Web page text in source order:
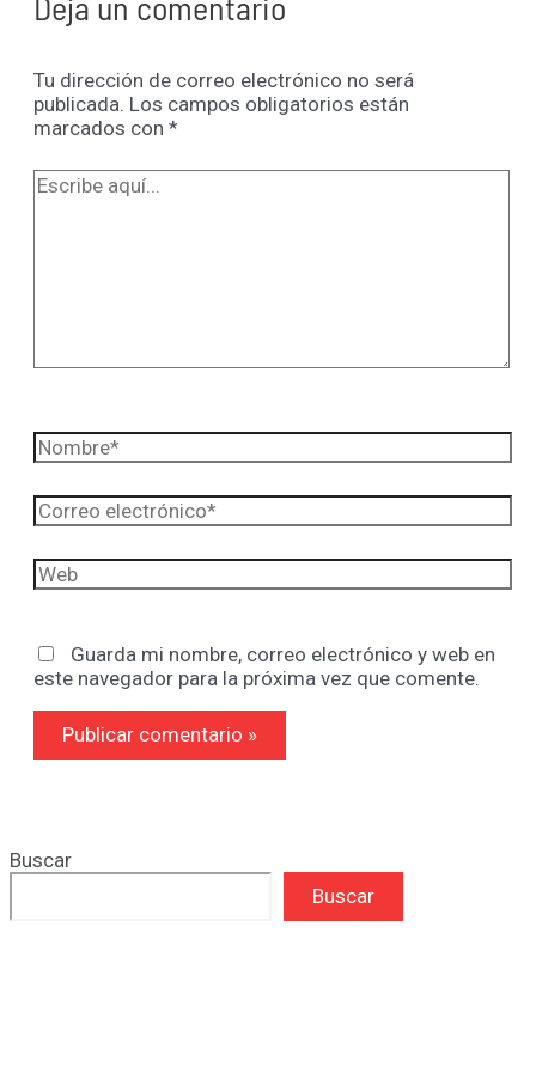
Tu dirección de correo electrónico no será
publicada. Los campos obligatorios están
marcados con *
Escribe
Nombre*
Correo
electrónico*
Web
Guarda mi nombre, correo electrónico y web en
este navegador para la próxima vez que comente.
Buscar
Buscar